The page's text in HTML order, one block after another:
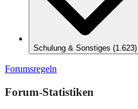
Schulung & Sonstiges (1.623)
Forumsregeln
Forum-Statistiken